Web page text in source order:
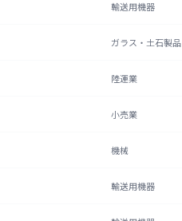
輸送用機器
ガラス・土石製品
陸運業
小売業
機械
輸送用機器